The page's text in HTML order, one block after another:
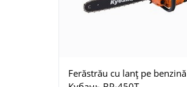
Ferăstrău cu lanţ pe benzină